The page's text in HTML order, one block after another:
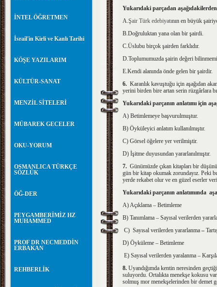
İNTEL ÖĞRETMEN
İsrail'in Kirli ve Kanlı Tarihi
KÖŞE YAZILARIM
KÜLTÜR-SANAT
MENZİL SİTELERİ
MÜBAREK GECELER
OKU-YORUM
OSMANLICA TÜRKÇE
SÖZLÜK
ÖĞ-DER
PEYGAMBERİMİZ HZ
MUHAMMED
PROF DR NECMEDDİN
ERBAKAN
REHBERLİK
Yukarıdaki parçadan
A.Şair Türk edebiyatının en büyük
B.Doğruluktan yana olan bir şairdi.
C.Üslubu birçok şairden farklıdır.
D.Toplumumuzda şairin değeri
E.Kendi alanında önde gelen bir şairdir.
6. Karanlık kavuştuğu için aşağıdan
yerini birden bire artan serin rüzgârlara
Yukarıdaki parçanın anlatımı için
A) Betimlemeye
B) Öyküleyici anlatım kullanılmıştır.
C) Görsel öğelere yer
D) İşitme duyusundan
7. Günümüzde çıkan kitapları bir
gün bir kitap okumak zorundayız. Peki
yerde rekabet olur ve en güzel eserler
Yukarıdaki parçanın anlatımında
A) Açıklama – Betimleme
B) Tanımlama – Sayısal verilerden
C) Sayısal verilerden yararlanma –
D) Öyküleme – Betimleme
E) Sayısal verilerden yaralanma –
8. Uyandığımda kentin neresinden
suluyordu. Ortalıkta menekşe kokusu
solmuş mor